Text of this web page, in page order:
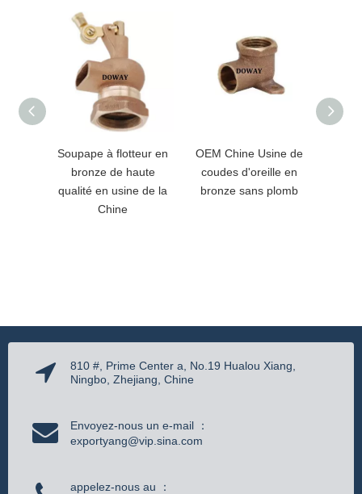
Soupape à flotteur en
bronze de haute
qualité en usine de la
Chine
OEM Chine Usine de
coudes d'oreille en
bronze sans plomb
810 #, Prime Center a, No.19 Hualou Xiang,
Ningbo, Zhejiang, Chine
Envoyez-nous un e-mail ：
exportyang@vip.sina.com
appelez-nous au ：